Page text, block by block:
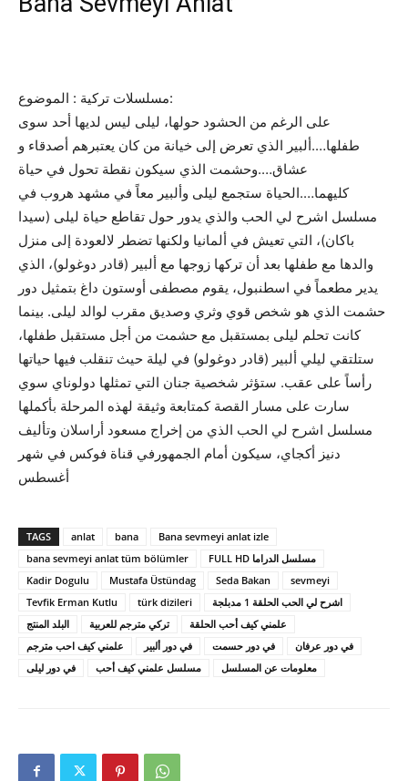
مسلسلات تركية : الموضوع:
على الرغم من الحشود حولها، ليلى ليس لديها أحد سوى
طفلها….ألبير الذي تعرض إلى خيانة من كان يعتبرهم أصدقاء و
عشاق….وحشمت الذي سيكون نقطة تحول في حياة
كليهما….الحياة ستجمع ليلى وألبير معاً في مشهد هروب في
مسلسل اشرح لي الحب والذي يدور حول تقاطع حياة ليلى (سيدا
باكان)، التي تعيش في ألمانيا ولكنها تضطر لالعودة إلى منزل
والدها مع طفلها بعد أن تركها زوجها مع ألبير (قادر دوغولو)، الذي
يدير مطعماً في اسطنبول، يقوم مصطفى أوستون داغ بتمثيل دور
حشمت الذي هو شخص قوي وثري وصديق مقرب لوالد ليلى. بينما
كانت تحلم ليلى بمستقبل مع حشمت من أجل مستقبل طفلها،
ستلتقي ليلي ألبير (قادر دوغولو) في ليلة حيث تنقلب فيها حياتها
رأساً على عقب. ستؤثر شخصية جنان التي تمثلها دولوناي سوي
سارت على مسار القصة كمتابعة وثيقة لهذه المرحلة بأكملها
مسلسل اشرح لي الحب الذي من إخراج مسعود أراسلان وتأليف
دنيز أكجاي، سيكون أمام الجمهورفي قناة فوكس في شهر
أغسطس
TAGS anlat bana
Bana sevmeyi anlat izle
bana sevmeyi anlat tüm bölümler
FULL HD مسلسل الدراما
Kadir Dogulu
Mustafa Üstündag Seda Bakan
sevmeyi
Tevfik Erman Kutlu
türk dizileri
اشرح لي الحب الحلقة 1 مدبلجة
البلد المنتج
تركي مترجم للعربية
علمني كيف أحب الحلقة
علمني كيف احب مترجم
في دور ألبير في دور حسمت
في دور عرفان
في دور ليلى
مسلسل علمني كيف أحب معلومات عن المسلسل